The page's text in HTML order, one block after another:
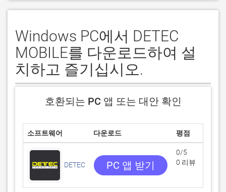
Windows PC에서 DETEC
MOBILE를 다운로드하여 설
치하고 즐기십시오.
호환되는 PC 앱 또는 대안 확인
소프트웨어 다운로드 평점
DETEC PC 앱 받기
0/5
0 리뷰